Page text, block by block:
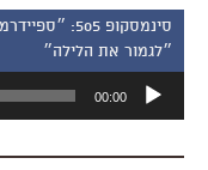
סינמסקופ
״לגמור את הלילה״
אודיו
00:00